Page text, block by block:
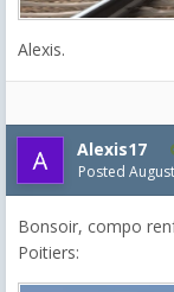
Alexis.
Alexis17
Posted
Bonsoir, compo
Poitiers: